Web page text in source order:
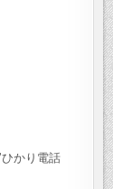
かり電話